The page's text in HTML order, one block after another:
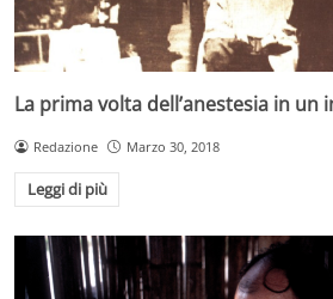
La prima volta dell’anestesia in
Redazione Marzo 30, 2018
Leggi di più